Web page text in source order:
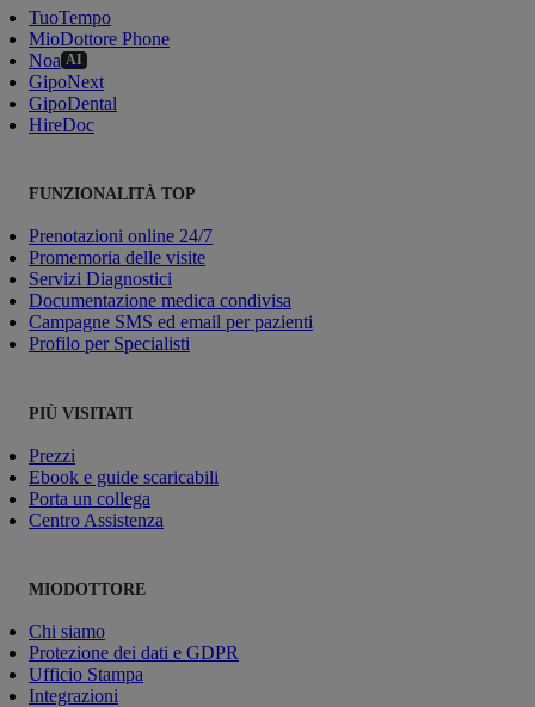
TuoTempo
MioDottore Phone
Noa AI
GipoNext
GipoDental
HireDoc
FUNZIONALITÀ TOP
Prenotazioni online 24/7
Promemoria delle visite
Servizi Diagnostici
Documentazione medica condivisa
Campagne SMS ed email per pazienti
Profilo per Specialisti
PIÙ VISITATI
Prezzi
Ebook e guide scaricabili
Porta un collega
Centro Assistenza
MIODOTTORE
Chi siamo
Protezione dei dati e GDPR
Ufficio Stampa
Integrazioni